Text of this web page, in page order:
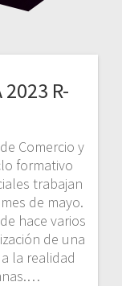
2023 R-
Comercio y
formativo
trabajan
de mayo.
hace varios
de una
la realidad